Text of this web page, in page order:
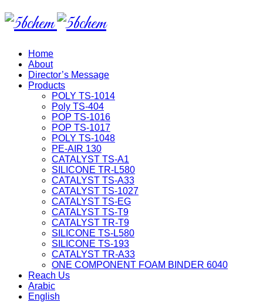
Home
About
Director’s Message
Products
POLY TS-1014
Poly TS-404
POP TS-1016
POP TS-1017
POLY TS-1048
PE-AIR 130
CATALYST TS-A1
SILICONE TR-L580
CATALYST TS-A33
CATALYST TS-1027
CATALYST TS-EG
CATALYST TS-T9
CATALYST TR-T9
SILICONE TS-L580
SILICONE TS-193
CATALYST TR-A33
ONE COMPONENT FOAM BINDER 6040
Reach Us
Arabic
English